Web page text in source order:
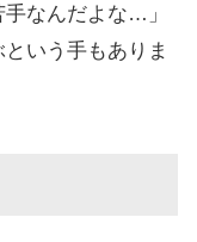
なんだよな…」
いう手もありま